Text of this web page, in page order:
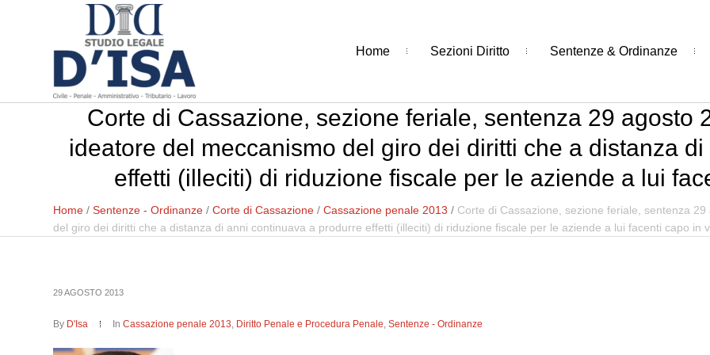
Home Sezioni Diritto Sentenze & Ordinanze
Corte di Cassazione, sezione feriale, sentenza 29 agosto
ideatore del meccanismo del giro dei diritti che a distanza
effetti (illeciti) di riduzione fiscale per le aziende a lui
Home /Sentenze - Ordinanze /Corte di Cassazione /Cassazione penale 2013 / Corte di Cassazione, sezione feriale, sentenza
del giro dei diritti che a distanza di anni continuava a produrre effetti (illeciti) di riduzione fiscale per le aziende a lui facenti capo in
29 AGOSTO 2013
By D'Isa InCassazione penale 2013, Diritto Penale e Procedura Penale,Sentenze - Ordinanze